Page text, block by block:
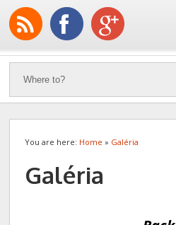
You are here: Home » Galéria
Galéria